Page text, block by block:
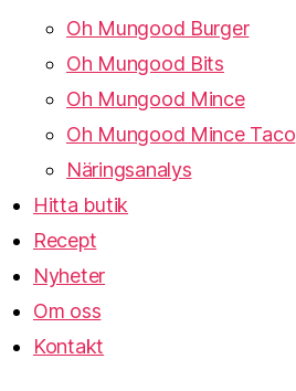
Oh Mungood Burger
Oh Mungood Bits
Oh Mungood Mince
Oh Mungood Mince Taco
Näringsanalys
Hitta butik
Recept
Nyheter
Om oss
Kontakt